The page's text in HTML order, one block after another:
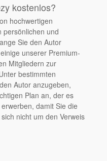
kostenlos?
hochwertigen
persönlichen und
Sie den Autor
unserer Premium-
Mitgliedern zur
bestimmten
Autor anzugeben,
Plan an, der es
damit Sie die
nicht um den Verweis